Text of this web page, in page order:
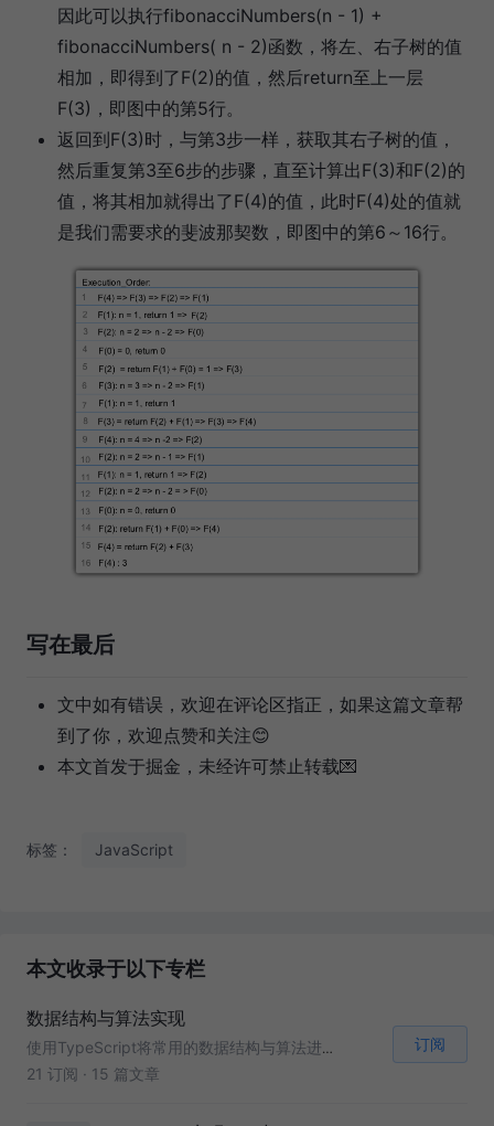
因此可以执行fibonacciNumbers(n - 1) +
fibonacciNumbers( n - 2)函数，将左、右子树的值
相加，即得到了F(2)的值，然后return至上一层
F(3)，即图中的第5行。
返回到F(3)时，与第3步一样，获取其右子树的值，
然后重复第3至6步的步骤，直至计算出F(3)和F(2)的
值，将其相加就得出了F(4)的值，此时F(4)处的值就
是我们需要求的斐波那契数，即图中的第6～16行。
写在最后
文中如有错误，欢迎在评论区指正，如果这篇文章帮
到了你，欢迎点赞和关注😊
本文首发于掘金，未经许可禁止转载💌
标签： JavaScript
本文收录于以下专栏
数据结构与算法实现
使用TypeScript将常用的数据结构与算法进行实现的系列解析文章
21 订阅 · 15 篇文章
订阅